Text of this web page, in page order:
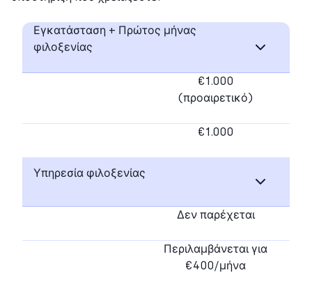
Εγκατάσταση + Πρώτος μήνας
φιλοξενίας
€1.000
(προαιρετικό)
€1.000
Υπηρεσία φιλοξενίας
Δεν παρέχεται
Περιλαμβάνεται για
€400/μήνα